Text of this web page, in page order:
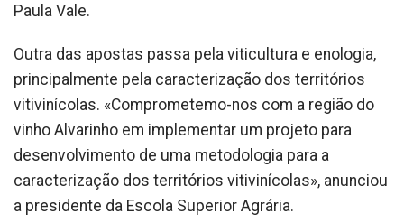
Paula Vale.
Outra das apostas passa pela viticultura e enologia,
principalmente pela caracterização dos territórios
vitivinícolas. «Comprometemo-nos com a região do
vinho Alvarinho em implementar um projeto para
desenvolvimento de uma metodologia para a
caracterização dos territórios vitivinícolas», anunciou
a presidente da Escola Superior Agrária.